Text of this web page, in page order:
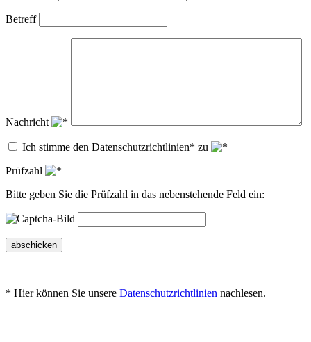
Betreff
Nachricht
Ich stimme den Datenschutzrichtlinien* zu
Prüfzahl
Bitte geben Sie die Prüfzahl in das nebenstehende Feld ein:
abschicken
* Hier können Sie unsere Datenschutzrichtlinien nachlesen.